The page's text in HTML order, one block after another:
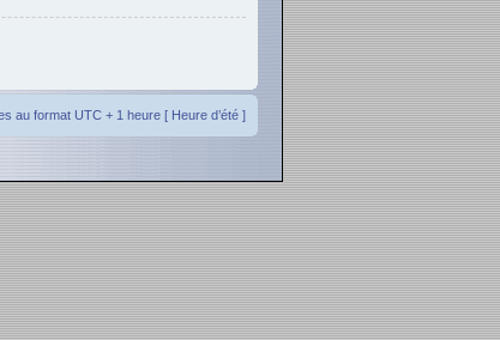
au format UTC + 1 heure [ Heure d’été ]